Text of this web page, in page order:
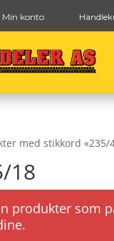
Min konto
med stikkord «235/
18
produkter som